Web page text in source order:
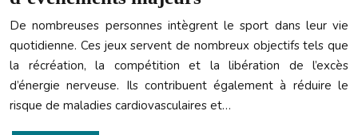
De nombreuses personnes intègrent le sport dans leur vie
quotidienne. Ces jeux servent de nombreux objectifs tels que
la récréation, la compétition et la libération de l’excès
d’énergie nerveuse. Ils contribuent également à réduire le
risque de maladies cardiovasculaires et…